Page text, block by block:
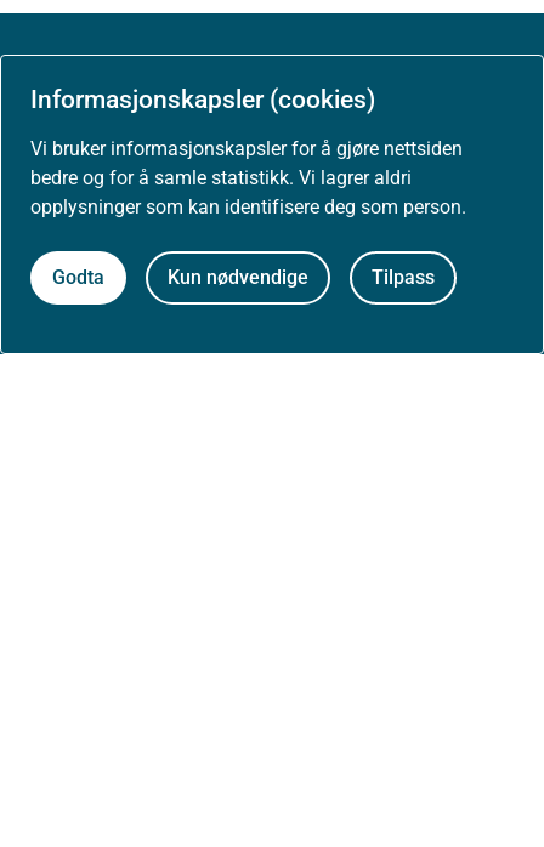
Informasjonskapsler (cookies)
Vi bruker informasjonskapsler for å gjøre nettsiden
bedre og for å samle statistikk. Vi lagrer aldri
opplysninger som kan identifisere deg som person.
Godta Kun nødvendige Tilpass
Om Helsedirektoratet
Om oss
Jobbe hos oss